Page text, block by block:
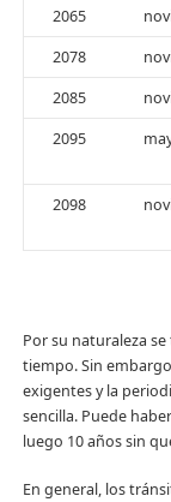
2065
2078
2085
2095
2098
Por su naturaleza
tiempo. Sin
exigentes y la
sencilla. Puede
luego 10 años sin
En general, los